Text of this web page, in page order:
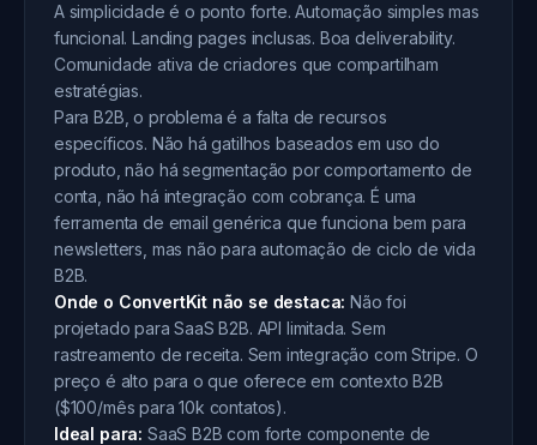
A simplicidade é o ponto forte. Automação simples mas
funcional. Landing pages inclusas. Boa deliverability.
Comunidade ativa de criadores que compartilham
estratégias.
Para B2B, o problema é a falta de recursos
específicos. Não há gatilhos baseados em uso do
produto, não há segmentação por comportamento de
conta, não há integração com cobrança. É uma
ferramenta de email genérica que funciona bem para
newsletters, mas não para automação de ciclo de vida
B2B.
Onde o ConvertKit não se destaca: Não foi
projetado para SaaS B2B. API limitada. Sem
rastreamento de receita. Sem integração com Stripe. O
preço é alto para o que oferece em contexto B2B
($100/mês para 10k contatos).
Ideal para: SaaS B2B com forte componente de